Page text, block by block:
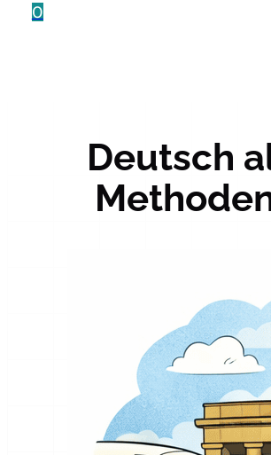
0
Deutsch